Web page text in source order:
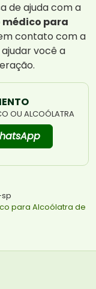
de ajuda com a
para
contato com a
você a
OU ALCOÓLATRA
para Alcoólatra de